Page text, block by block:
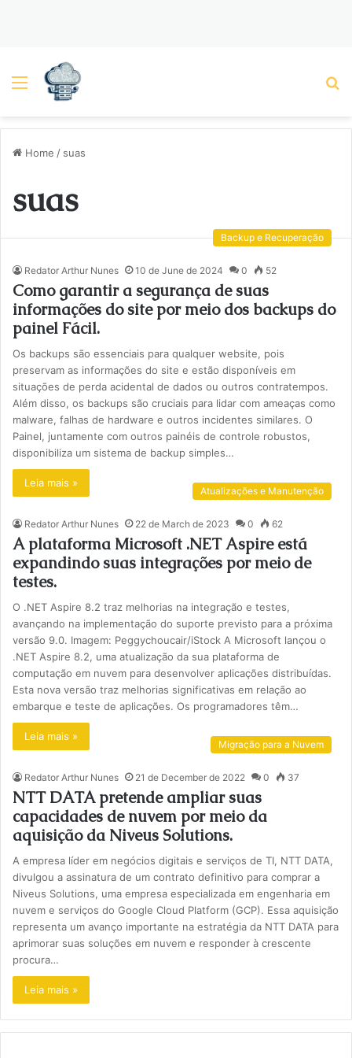
Menu
Home / suas
suas
Backup e Recuperação
Redator Arthur Nunes 10 de June de 2024 0 52
Como garantir a segurança de suas
informações do site por meio dos backups do
painel Fácil.
Os backups são essenciais para qualquer website, pois
preservam as informações do site e estão disponíveis em
situações de perda acidental de dados ou outros contratempos.
Além disso, os backups são cruciais para lidar com ameaças como
malware, falhas de hardware e outros incidentes similares. O
Painel, juntamente com outros painéis de controle robustos,
disponibiliza um sistema de backup simples…
Leia mais »
Atualizações e Manutenção
Redator Arthur Nunes 22 de March de 2023 0 62
A plataforma Microsoft .NET Aspire está
expandindo suas integrações por meio de
testes.
O .NET Aspire 8.2 traz melhorias na integração e testes,
avançando na implementação do suporte previsto para a próxima
versão 9.0. Imagem: Peggychoucair/iStock A Microsoft lançou o
.NET Aspire 8.2, uma atualização da sua plataforma de
computação em nuvem para desenvolver aplicações distribuídas.
Esta nova versão traz melhorias significativas em relação ao
embarque e teste de aplicações. Os programadores têm…
Leia mais »
Migração para a Nuvem
Redator Arthur Nunes 21 de December de 2022 0 37
NTT DATA pretende ampliar suas
capacidades de nuvem por meio da
aquisição da Niveus Solutions.
A empresa líder em negócios digitais e serviços de TI, NTT DATA,
divulgou a assinatura de um contrato definitivo para comprar a
Niveus Solutions, uma empresa especializada em engenharia em
nuvem e serviços do Google Cloud Platform (GCP). Essa aquisição
representa um avanço importante na estratégia da NTT DATA para
aprimorar suas soluções em nuvem e responder à crescente
procura…
Leia mais »